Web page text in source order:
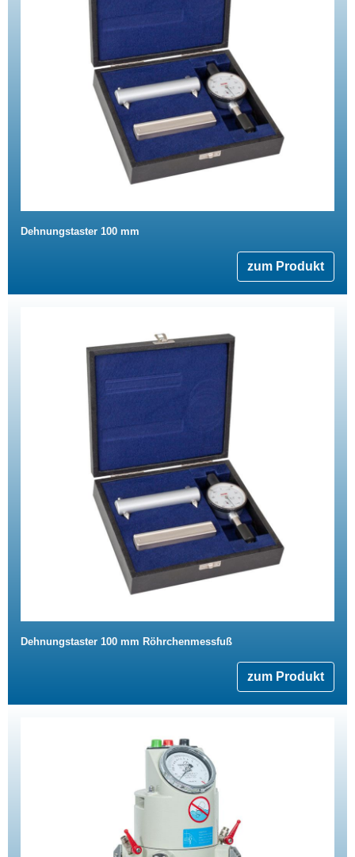
Dehnungstaster 100 mm
zum Produkt
Dehnungstaster 100 mm Röhrchenmessfuß
zum Produkt